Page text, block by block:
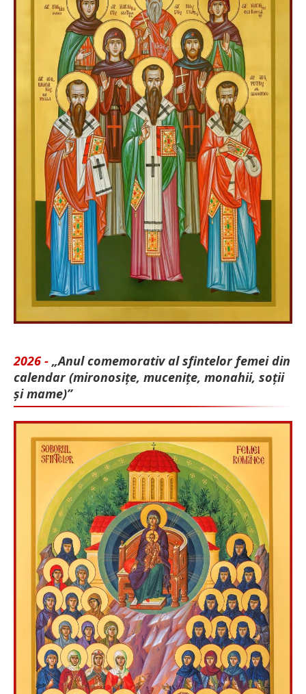
2026 - „Anul comemorativ al sfintelor femei din
calendar (mironosițe, mu­cenițe, monahii, soții
și mame)”